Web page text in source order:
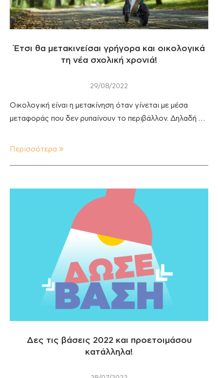
Έτσι θα μετακινείσαι γρήγορα και οικολογικά
τη νέα σχολική χρονιά!
29/08/2022
Οικολογική είναι η μετακίνηση όταν γίνεται με μέσα
μεταφοράς που δεν ρυπαίνουν το περιβάλλον. Δηλαδή …
Περισσότερα
Δες τις βάσεις 2022 και προετοιμάσου
κατάλληλα!